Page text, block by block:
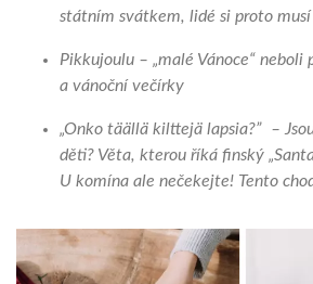
státním svátkem, lidé si proto
Pikkujoulu – „malé Vánoce“ neboli
a vánoční večírky
„Onko täällä kilttejä lapsia?” –
děti? Věta, kterou říká finský
U komína ale nečekejte! Tento